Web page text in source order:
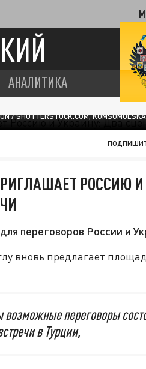
АНАЛИТИКА
/ SHUTTERSTOCK.COM,
РОССИЮ И
переговоров России и
вновь предлагает
переговоры
в Турции,